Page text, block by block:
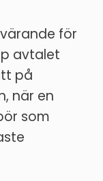
för
avtalet
på
när en
som